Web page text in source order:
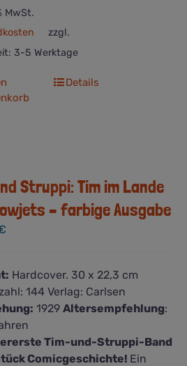
MwSt.
zzgl.
3-5 Werktage
Details
Struppi: Tim im Lande
– farbige Ausgabe
Hardcover. 30 x 22,3 cm
144Verlag: Carlsen
1929Altersempfehlung:
Tim-und-Struppi-Band
Comicgeschichte! Ein